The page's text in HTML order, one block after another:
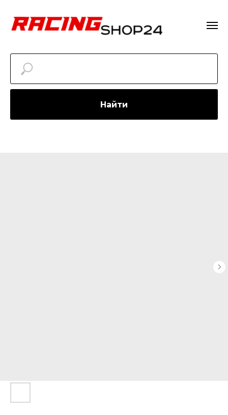
Найти